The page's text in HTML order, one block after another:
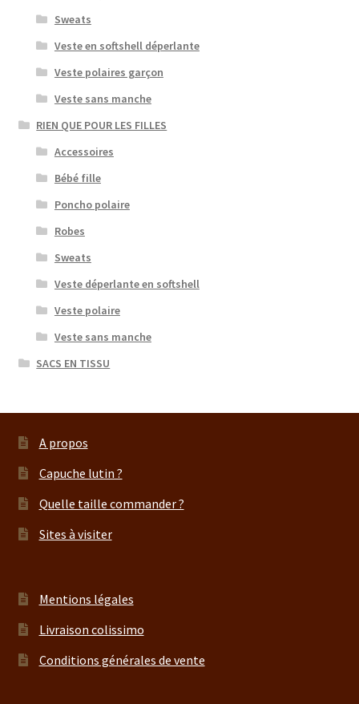
Sweats
Veste en softshell déperlante
Veste polaires garçon
Veste sans manche
RIEN QUE POUR LES FILLES
Accessoires
Bébé fille
Poncho polaire
Robes
Sweats
Veste déperlante en softshell
Veste polaire
Veste sans manche
SACS EN TISSU
A propos
Capuche lutin ?
Quelle taille commander ?
Sites à visiter
Mentions légales
Livraison colissimo
Conditions générales de vente